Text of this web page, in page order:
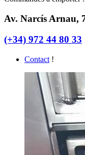
Av. Narcís Arnau,
(+34) 972 44 80 33
Contact !